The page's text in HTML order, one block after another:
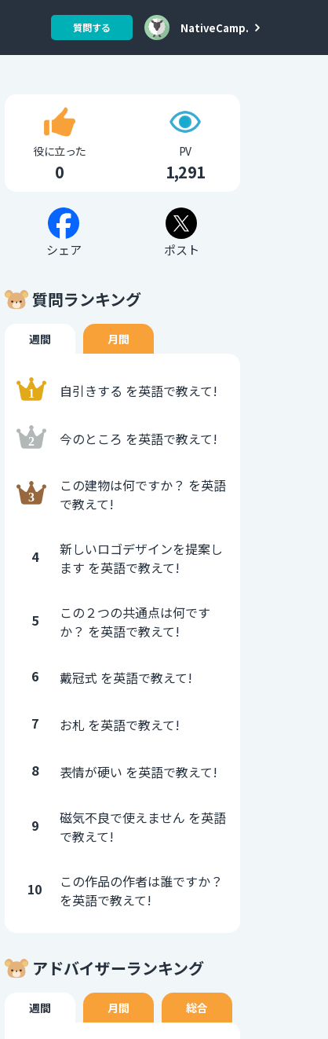
質問する NativeCamp.
役に立った
0
PV
1,291
シェア ポスト
質問ランキング
週間 月間
自引きする を英語で教えて!
今のところ を英語で教えて!
この建物は何ですか？ を英語
で教えて!
4
新しいロゴデザインを提案し
ます を英語で教えて!
5
この２つの共通点は何です
か？ を英語で教えて!
6 戴冠式 を英語で教えて!
7 お札 を英語で教えて!
8 表情が硬い を英語で教えて!
9
磁気不良で使えません を英語
で教えて!
10
この作品の作者は誰ですか？
を英語で教えて!
アドバイザーランキング
週間 月間 総合